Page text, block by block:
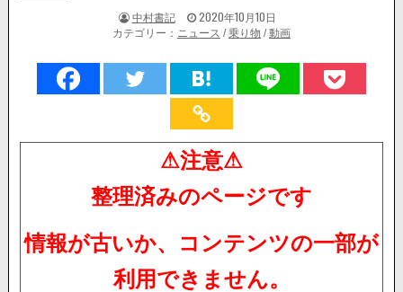
著
者:
中村書記
掲
載
2020年10月10日
カテゴリー： ニュース /乗り物 /動画
⚠注意⚠
整理済みのページです
情報が古いか、コンテンツの一部が
利用できません。